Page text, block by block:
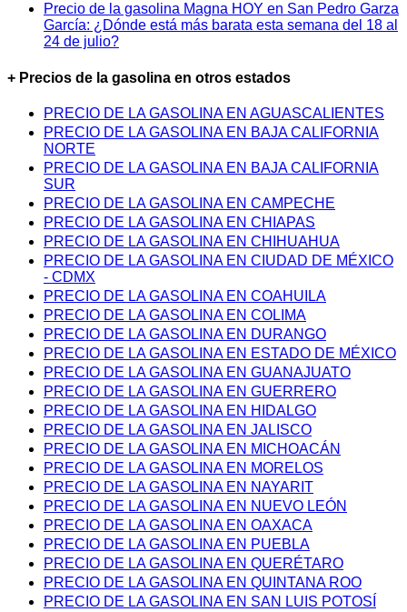
Precio de la gasolina Magna HOY en San Pedro Garza
García: ¿Dónde está más barata esta semana del 18 al
24 de julio?
+ Precios de la gasolina en otros estados
PRECIO DE LA GASOLINA EN AGUASCALIENTES
PRECIO DE LA GASOLINA EN BAJA CALIFORNIA
NORTE
PRECIO DE LA GASOLINA EN BAJA CALIFORNIA
SUR
PRECIO DE LA GASOLINA EN CAMPECHE
PRECIO DE LA GASOLINA EN CHIAPAS
PRECIO DE LA GASOLINA EN CHIHUAHUA
PRECIO DE LA GASOLINA EN CIUDAD DE MÉXICO
- CDMX
PRECIO DE LA GASOLINA EN COAHUILA
PRECIO DE LA GASOLINA EN COLIMA
PRECIO DE LA GASOLINA EN DURANGO
PRECIO DE LA GASOLINA EN ESTADO DE MÉXICO
PRECIO DE LA GASOLINA EN GUANAJUATO
PRECIO DE LA GASOLINA EN GUERRERO
PRECIO DE LA GASOLINA EN HIDALGO
PRECIO DE LA GASOLINA EN JALISCO
PRECIO DE LA GASOLINA EN MICHOACÁN
PRECIO DE LA GASOLINA EN MORELOS
PRECIO DE LA GASOLINA EN NAYARIT
PRECIO DE LA GASOLINA EN NUEVO LEÓN
PRECIO DE LA GASOLINA EN OAXACA
PRECIO DE LA GASOLINA EN PUEBLA
PRECIO DE LA GASOLINA EN QUERÉTARO
PRECIO DE LA GASOLINA EN QUINTANA ROO
PRECIO DE LA GASOLINA EN SAN LUIS POTOSÍ